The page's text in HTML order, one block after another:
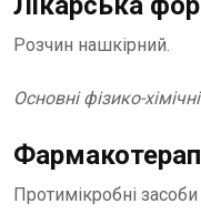
Розчин нашкірний.
Основні фізико-
Протимікробні